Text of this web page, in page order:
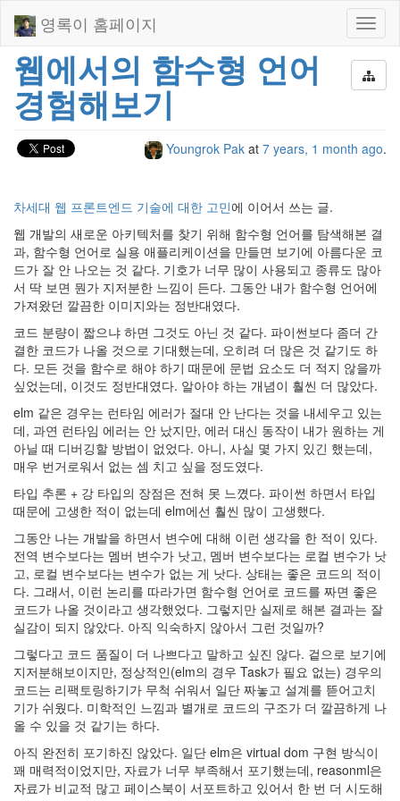
영록이 홈페이지
웹에서의 함수형 언어
경험해보기
Youngrok Pak at 7 years, 1 month ago.
차세대 웹 프론트엔드 기술에 대한 고민에 이어서 쓰는 글.
웹 개발의 새로운 아키텍처를 찾기 위해 함수형 언어를 탐색해본 결
과, 함수형 언어로 실용 애플리케이션을 만들면 보기에 아름다운 코
드가 잘 안 나오는 것 같다. 기호가 너무 많이 사용되고 종류도 많아
서 딱 보면 뭔가 지저분한 느낌이 든다. 그동안 내가 함수형 언어에
가져왔던 깔끔한 이미지와는 정반대였다.
코드 분량이 짧으냐 하면 그것도 아닌 것 같다. 파이썬보다 좀더 간
결한 코드가 나올 것으로 기대했는데, 오히려 더 많은 것 같기도 하
다. 모든 것을 함수로 해야 하기 때문에 문법 요소도 더 적지 않을까
싶었는데, 이것도 정반대였다. 알아야 하는 개념이 훨씬 더 많았다.
elm 같은 경우는 런타임 에러가 절대 안 난다는 것을 내세우고 있는
데, 과연 런타임 에러는 안 났지만, 에러 대신 동작이 내가 원하는 게
아닐 때 디버깅할 방법이 없었다. 아니, 사실 몇 가지 있긴 했는데,
매우 번거로워서 없는 셈 치고 싶을 정도였다.
타입 추론 + 강 타입의 장점은 전혀 못 느꼈다. 파이썬 하면서 타입
때문에 고생한 적이 없는데 elm에선 훨씬 많이 고생했다.
그동안 나는 개발을 하면서 변수에 대해 이런 생각을 한 적이 있다.
전역 변수보다는 멤버 변수가 낫고, 멤버 변수보다는 로컬 변수가 낫
고, 로컬 변수보다는 변수가 없는 게 낫다. 상태는 좋은 코드의 적이
다. 그래서, 이런 논리를 따라가면 함수형 언어로 코드를 짜면 좋은
코드가 나올 것이라고 생각했었다. 그렇지만 실제로 해본 결과는 잘
실감이 되지 않았다. 아직 익숙하지 않아서 그런 것일까?
그렇다고 코드 품질이 더 나쁘다고 말하고 싶진 않다. 겉으로 보기에
지저분해보이지만, 정상적인(elm의 경우 Task가 필요 없는) 경우의
코드는 리팩토링하기가 무척 쉬워서 일단 짜놓고 설계를 뜯어고치
기가 쉬웠다. 미학적인 느낌과 별개로 코드의 구조가 더 깔끔하게 나
올 수 있을 것 같기는 하다.
아직 완전히 포기하진 않았다. 일단 elm은 virtual dom 구현 방식이
꽤 매력적이었지만, 자료가 너무 부족해서 포기했는데, reasonml은
자료가 비교적 많고 페이스북이 서포트하고 있어서 한 번 더 시도해